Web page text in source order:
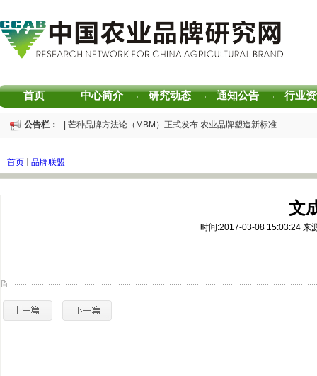
首页 | 中心简介 | 研究动态 | 通知公告 | 行业
公告栏：
重磅发布 | 芒种品牌方法论（MBM）正式发布 农业品牌塑造新标准
书香赋能乡村振兴！“耕读中国·品牌强农”主题阅读活动在杭州圆满落幕
专家观点｜建构富有持久竞争力的中国品牌生态 创新具有独特整合力的中国
首页 品牌联盟
文
时间:2017-03-08 15:03:24 来